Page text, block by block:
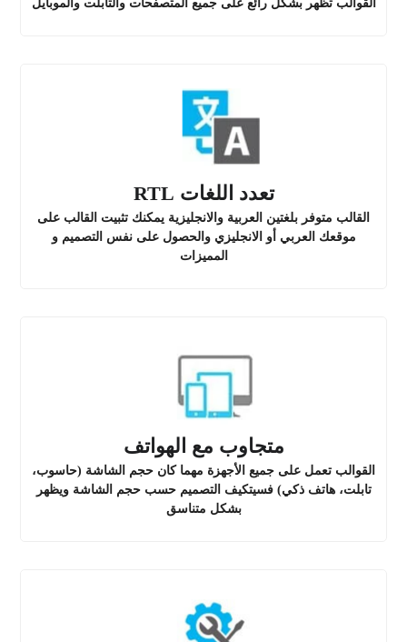
القوالب تظهر بشكل رائع على جميع المتصفحات والتابلت والموبايل
تعدد اللغات RTL
القالب متوفر بلغتين العربية والانجليزية يمكنك تثبيت القالب على
موقعك العربي أو الانجليزي والحصول على نفس التصميم و
المميزات
متجاوب مع الهواتف
القوالب تعمل على جميع الأجهزة مهما كان حجم الشاشة (حاسوب،
تابلت، هاتف ذكي) فسيتكيف التصميم حسب حجم الشاشة ويظهر
بشكل متناسق